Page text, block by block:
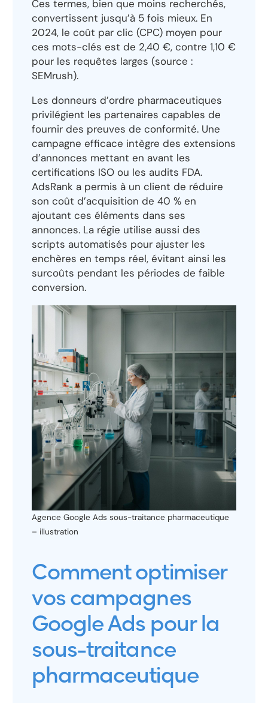
Ces termes, bien que moins recherchés,
convertissent jusqu’à 5 fois mieux. En
2024, le coût par clic (CPC) moyen pour
ces mots-clés est de 2,40 €, contre 1,10 €
pour les requêtes larges (source :
SEMrush).
Les donneurs d’ordre pharmaceutiques
privilégient les partenaires capables de
fournir des preuves de conformité. Une
campagne efficace intègre des extensions
d’annonces mettant en avant les
certifications ISO ou les audits FDA.
AdsRank a permis à un client de réduire
son coût d’acquisition de 40 % en
ajoutant ces éléments dans ses
annonces. La régie utilise aussi des
scripts automatisés pour ajuster les
enchères en temps réel, évitant ainsi les
surcoûts pendant les périodes de faible
conversion.
Agence Google Ads sous-traitance pharmaceutique
– illustration
Comment optimiser
vos campagnes
Google Ads pour la
sous-traitance
pharmaceutique